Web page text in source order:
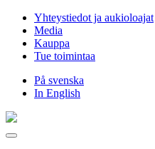
Hyppää
sisältöön
Yhteystiedot ja aukioloajat
Media
Kauppa
Tue toimintaa
På svenska
In English